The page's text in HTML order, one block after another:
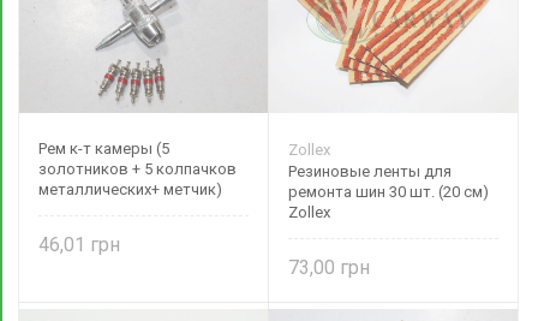
Рем к-т камеры (5
золотников + 5 колпачков
металлических+ метчик)
46,01
Zollex
Резиновые ленты для
ремонта шин 30 шт. (20 см)
Zollex
73,00